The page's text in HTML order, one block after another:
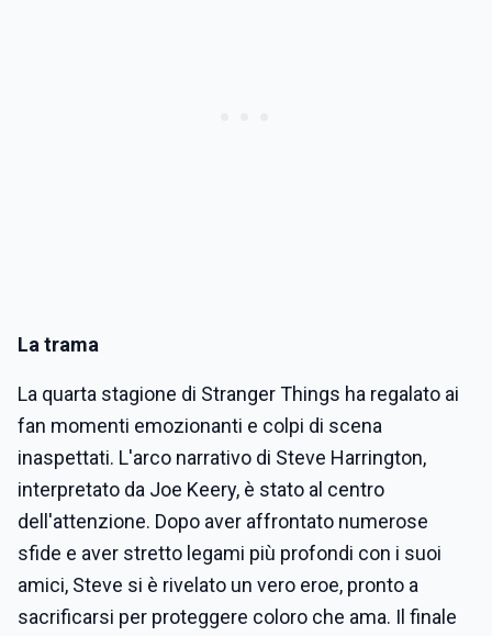
La trama
La quarta stagione di Stranger Things ha regalato ai
fan momenti emozionanti e colpi di scena
inaspettati. L'arco narrativo di Steve Harrington,
interpretato da Joe Keery, è stato al centro
dell'attenzione. Dopo aver affrontato numerose
sfide e aver stretto legami più profondi con i suoi
amici, Steve si è rivelato un vero eroe, pronto a
sacrificarsi per proteggere coloro che ama. Il finale